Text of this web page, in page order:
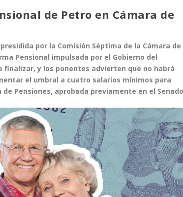
de Petro en Cámara de
por la Comisión Séptima de la Cámara de
Pensional impulsada por el Gobierno del
y los ponentes advierten que no habrá
el umbral a cuatro salarios mínimos para
Pensiones, aprobada previamente en el